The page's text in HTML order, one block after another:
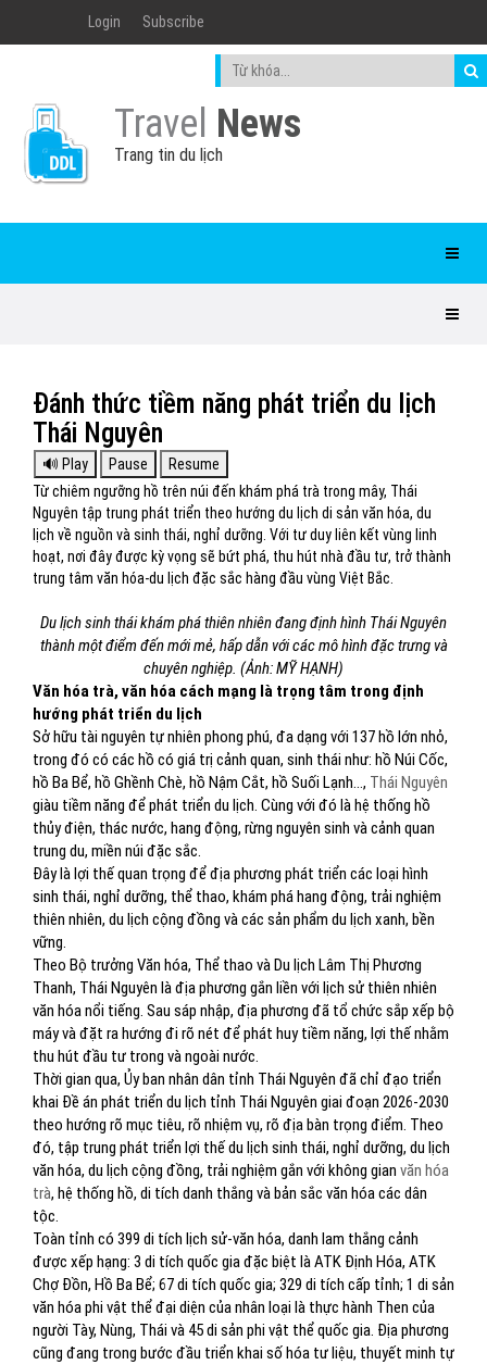
Login Subscribe
Travel News
Trang tin du lịch
Đánh thức tiềm năng phát triển du lịch
Thái Nguyên
Từ chiêm ngưỡng hồ trên núi đến khám phá trà trong mây, Thái
Nguyên tập trung phát triển theo hướng du lịch di sản văn hóa, du
lịch về nguồn và sinh thái, nghỉ dưỡng. Với tư duy liên kết vùng linh
hoạt, nơi đây được kỳ vọng sẽ bứt phá, thu hút nhà đầu tư, trở thành
trung tâm văn hóa-du lịch đặc sắc hàng đầu vùng Việt Bắc.
Du lịch sinh thái khám phá thiên nhiên đang định hình Thái Nguyên
thành một điểm đến mới mẻ, hấp dẫn với các mô hình đặc trưng và
chuyên nghiệp. (Ảnh: MỸ HẠNH)
Văn hóa trà, văn hóa cách mạng là trọng tâm trong định
hướng phát triển du lịch
Sở hữu tài nguyên tự nhiên phong phú, đa dạng với 137 hồ lớn nhỏ,
trong đó có các hồ có giá trị cảnh quan, sinh thái như: hồ Núi Cốc,
hồ Ba Bể, hồ Ghềnh Chè, hồ Nậm Cắt, hồ Suối Lạnh…, Thái Nguyên
giàu tiềm năng để phát triển du lịch. Cùng với đó là hệ thống hồ
thủy điện, thác nước, hang động, rừng nguyên sinh và cảnh quan
trung du, miền núi đặc sắc.
Đây là lợi thế quan trọng để địa phương phát triển các loại hình
sinh thái, nghỉ dưỡng, thể thao, khám phá hang động, trải nghiệm
thiên nhiên, du lịch cộng đồng và các sản phẩm du lịch xanh, bền
vững.
Theo Bộ trưởng Văn hóa, Thể thao và Du lịch Lâm Thị Phương
Thanh, Thái Nguyên là địa phương gắn liền với lịch sử thiên nhiên
văn hóa nổi tiếng. Sau sáp nhập, địa phương đã tổ chức sắp xếp bộ
máy và đặt ra hướng đi rõ nét để phát huy tiềm năng, lợi thế nhằm
thu hút đầu tư trong và ngoài nước.
Thời gian qua, Ủy ban nhân dân tỉnh Thái Nguyên đã chỉ đạo triển
khai Đề án phát triển du lịch tỉnh Thái Nguyên giai đoạn 2026-2030
theo hướng rõ mục tiêu, rõ nhiệm vụ, rõ địa bàn trọng điểm. Theo
đó, tập trung phát triển lợi thế du lịch sinh thái, nghỉ dưỡng, du lịch
văn hóa, du lịch cộng đồng, trải nghiệm gắn với không gian văn hóa
trà, hệ thống hồ, di tích danh thắng và bản sắc văn hóa các dân
tộc.
Toàn tỉnh có 399 di tích lịch sử-văn hóa, danh lam thắng cảnh
được xếp hạng: 3 di tích quốc gia đặc biệt là ATK Định Hóa, ATK
Chợ Đồn, Hồ Ba Bể; 67 di tích quốc gia; 329 di tích cấp tỉnh; 1 di sản
văn hóa phi vật thể đại diện của nhân loại là thực hành Then của
người Tày, Nùng, Thái và 45 di sản phi vật thể quốc gia. Địa phương
cũng đang trong bước đầu triển khai số hóa tư liệu, thuyết minh tự